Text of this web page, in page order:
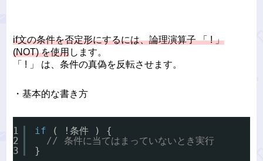
if文の条件を否定形にするには、論理演算子 「 ! 」
(NOT) を使用します。
「 ! 」 は、条件の真偽を反転させます。
・基本的な書き方
1
2
3
if
( !条件 ) {
// 条件に当てはまっていないとき実行
}